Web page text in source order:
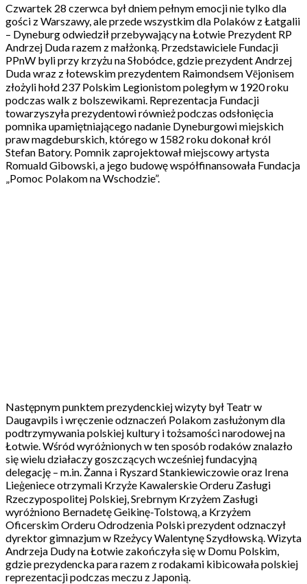
Czwartek 28 czerwca był dniem pełnym emocji nie tylko dla
gości z Warszawy, ale przede wszystkim dla Polaków z Łatgalii
– Dyneburg odwiedził przebywający na Łotwie Prezydent RP
Andrzej Duda razem z małżonką. Przedstawiciele Fundacji
PPnW byli przy krzyżu na Słobódce, gdzie prezydent Andrzej
Duda wraz z łotewskim prezydentem Raimondsem Vējonisem
złożyli hołd 237 Polskim Legionistom poległym w 1920 roku
podczas walk z bolszewikami. Reprezentacja Fundacji
towarzyszyła prezydentowi również podczas odsłonięcia
pomnika upamiętniającego nadanie Dyneburgowi miejskich
praw magdeburskich, którego w 1582 roku dokonał król
Stefan Batory. Pomnik zaprojektował miejscowy artysta
Romuald Gibowski, a jego budowę współfinansowała Fundacja
„Pomoc Polakom na Wschodzie”.
Następnym punktem prezydenckiej wizyty był Teatr w
Daugavpils i wręczenie odznaczeń Polakom zasłużonym dla
podtrzymywania polskiej kultury i tożsamości narodowej na
Łotwie. Wśród wyróżnionych w ten sposób rodaków znalazło
się wielu działaczy goszczących wcześniej fundacyjną
delegację – m.in. Żanna i Ryszard Stankiewiczowie oraz Irena
Lieģeniece otrzymali Krzyże Kawalerskie Orderu Zasługi
Rzeczypospolitej Polskiej, Srebrnym Krzyżem Zasługi
wyróżniono Bernadetę Geikinę-Tolstową, a Krzyżem
Oficerskim Orderu Odrodzenia Polski prezydent odznaczył
dyrektor gimnazjum w Rzeżycy Walentynę Szydłowską. Wizyta
Andrzeja Dudy na Łotwie zakończyła się w Domu Polskim,
gdzie prezydencka para razem z rodakami kibicowała polskiej
reprezentacji podczas meczu z Japonią.